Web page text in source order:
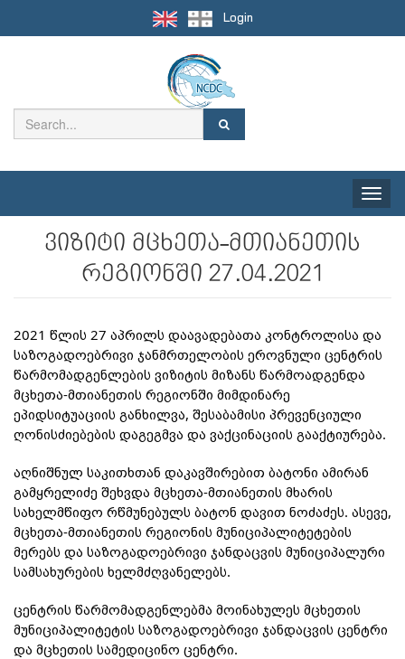
Login
Toggle
ვიზიტი მცხეთა-მთიანეთის
რეგიონში 27.04.2021
2021 წლის 27 აპრილს დაავადებათა კონტროლისა და
საზოგადოებრივი ჯანმრთელობის ეროვნული ცენტრის
წარმომადგენლების ვიზიტის მიზანს წარმოადგენდა
მცხეთა-მთიანეთის რეგიონში მიმდინარე
ეპიდსიტუაციის განხილვა, შესაბამისი პრევენციული
ღონისძიებების დაგეგმვა და ვაქცინაციის გააქტიურება.
აღნიშნულ საკითხთან დაკავშირებით ბატონი ამირან
გამყრელიძე შეხვდა მცხეთა-მთიანეთის მხარის
სახელმწიფო რწმუნებულს ბატონ დავით ნოძაძეს. ასევე,
მცხეთა-მთიანეთის რეგიონის მუნიციპალიტეტების
მერებს და საზოგადოებრივი ჯანდაცვის მუნიციპალური
სამსახურების ხელმძღვანელებს.
ცენტრის წარმომადგენლებმა მოინახულეს მცხეთის
მუნიციპალიტეტის საზოგადოებრივი ჯანდაცვის ცენტრი
და მცხეთის სამედიცინო ცენტრი.